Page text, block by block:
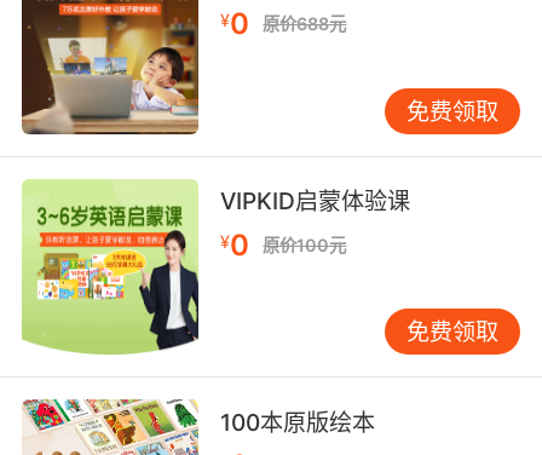
容易理解词义，也更愿意尝试。 若孩子仍显抗
拒，可以尝试“角色扮演”。读绘本时，你读旁
白，让孩子扮演某个角色说台词；或用玩偶对
话，让孩子替小熊说“I’mhungry.”许多孩子更乐于
“替别人说话”，压力小了，开口也更自然。 自然
拼读：小步快走，重在运用 6岁是接触自然拼读
的合适年龄，但切忌将其变为枯燥的规则背诵。
孩子的大脑需要具体、形象的连接。 建议“学一
个，用一个”。例如今天学了字母m的发音/m/，
就和孩子一起寻找家里以m开头的事物：milk、
mom、moon。将这些词写在卡片上玩“找朋友”
游戏。第二天学了a的发音/æ/，便可尝试将m与
a组合，拼读am、map等简单词汇。 每次学习控
制在5-10分钟，保持孩子的兴奋度。当孩子发现
¥0 原价688元
免费领取
VIPKID启蒙体验课
¥0 原价100元
免费领取
100本原版绘本